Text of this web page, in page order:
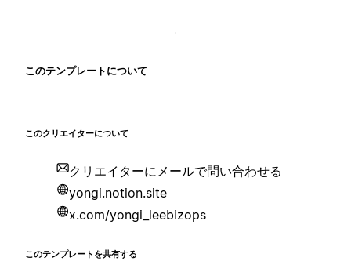
このテンプレートについて
このクリエイターについて
クリエイターにメールで問い合わせる
yongi.notion.site
x.com/yongi_leebizops
このテンプレートを共有する